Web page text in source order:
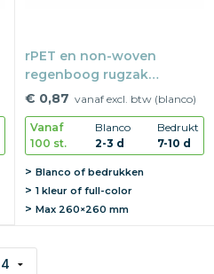
rPET en non-woven
regenboog rugzak
Bardolino | 70 g/m2 |
€ 0,87 vanaf excl. btw (blanco)
Vanaf
100 st.
Blanco
2-3 d
Bedrukt
7-10 d
Blanco of bedrukken
1 kleur of full-color
Max 260×260 mm